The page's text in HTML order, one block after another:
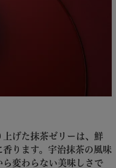
げた抹茶ゼリーは、鮮
ります。宇治抹茶の風味
変わらない美味しさで